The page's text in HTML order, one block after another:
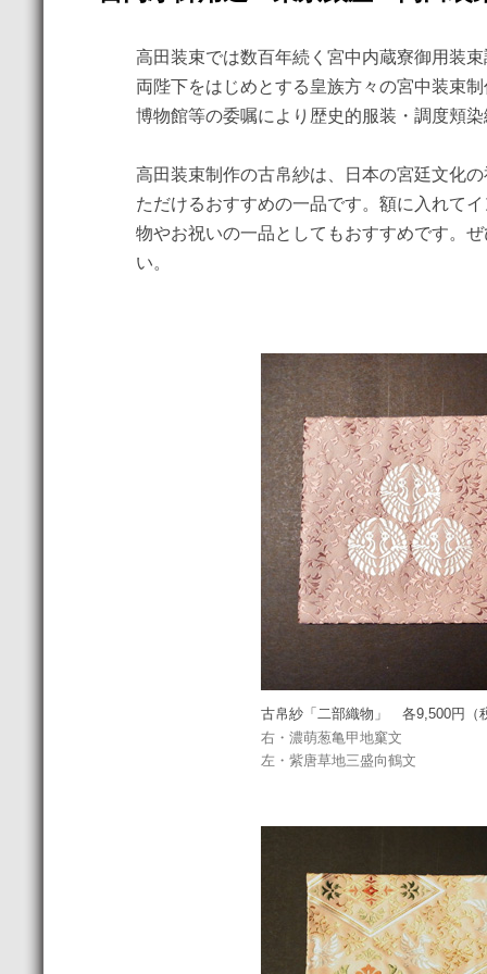
高田装束では数百年続く宮中内蔵寮御用装
両陛下をはじめとする皇族方々の宮中装束
博物館等の委嘱により歴史的服装・調度頬
高田装束制作の古帛紗は、日本の宮廷文化
ただけるおすすめの一品です。額に入れて
物やお祝いの一品としてもおすすめです。
い。
古帛紗「二部織物」 各9,500円（
右・濃萌葱亀甲地窼文
左・紫唐草地三盛向鶴文